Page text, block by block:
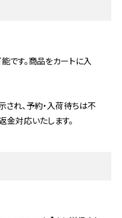
です。商品をカートに入
され、予約・入荷待ちは不
金対応いたします。